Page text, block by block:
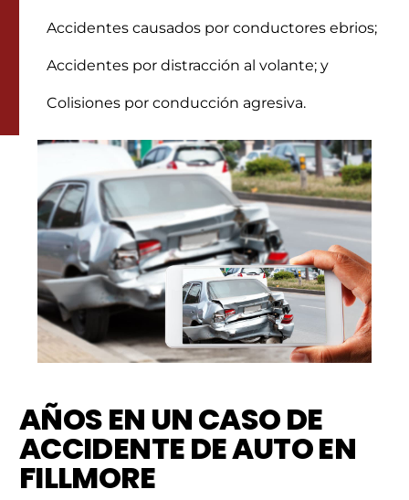
Accidentes causados por conductores ebrios;
Accidentes por distracción al volante; y
Colisiones por conducción agresiva.
AÑOS EN UN CASO DE
ACCIDENTE DE AUTO EN
FILLMORE